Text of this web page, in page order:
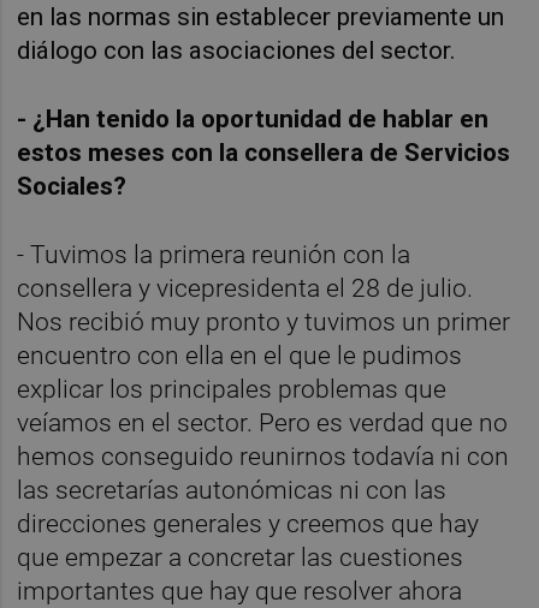
en las normas sin establecer previamente un
diálogo con las asociaciones del sector.
- ¿Han tenido la oportunidad de hablar en
estos meses con la consellera de Servicios
Sociales?
- Tuvimos la primera reunión con la
consellera y vicepresidenta el 28 de julio.
Nos recibió muy pronto y tuvimos un primer
encuentro con ella en el que le pudimos
explicar los principales problemas que
veíamos en el sector. Pero es verdad que no
hemos conseguido reunirnos todavía ni con
las secretarías autonómicas ni con las
direcciones generales y creemos que hay
que empezar a concretar las cuestiones
importantes que hay que resolver ahora